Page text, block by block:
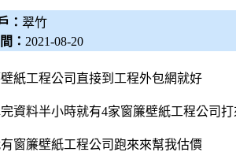
： 翠竹
： 2021-08-20
壁紙工程公司直接到工程外包網就好
資料半小時就有4家窗簾壁紙工程公司打
窗簾壁紙工程公司跑來來幫我估價